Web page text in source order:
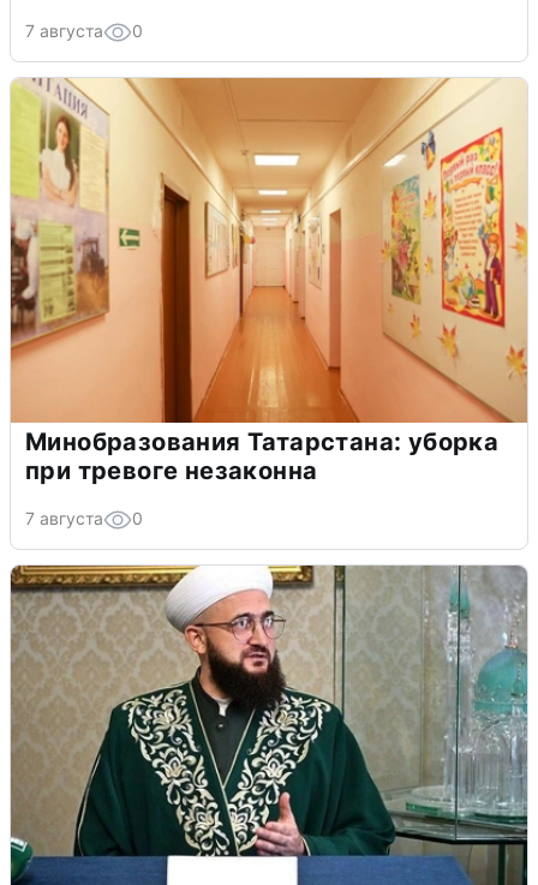
7 августа 0
Минобразования Татарстана: уборка
при тревоге незаконна
7 августа 0